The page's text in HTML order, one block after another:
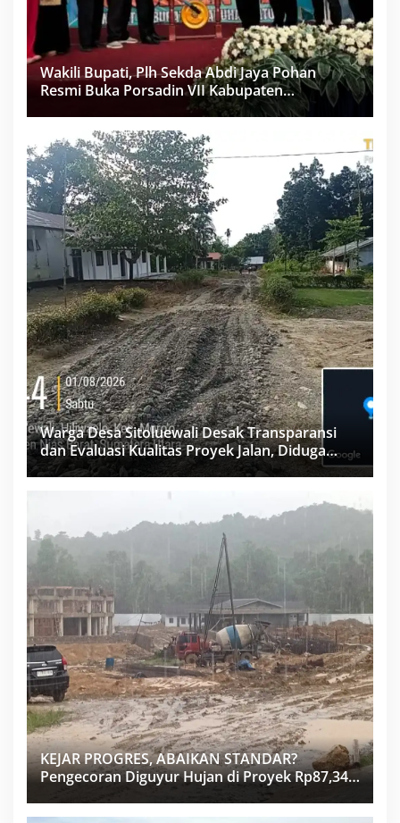
Wakili Bupati, Plh Sekda Abdi Jaya Pohan
Resmi Buka Porsadin VII Kabupaten
Warga Desa Sitoluewali Desak Transparansi
dan Evaluasi Kualitas Proyek Jalan, Diduga
Minim Informasi
KEJAR PROGRES, ABAIKAN STANDAR?
Pengecoran Diguyur Hujan di Proyek Rp87,34
Miliar Sukma Nias, Konsultan, Pengawas dan
PPK Bungkam